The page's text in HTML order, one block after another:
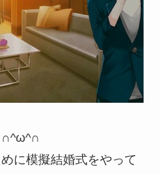
∩^ω^∩
に模擬結婚式をやって